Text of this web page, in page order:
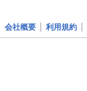
会社概要 利用規約